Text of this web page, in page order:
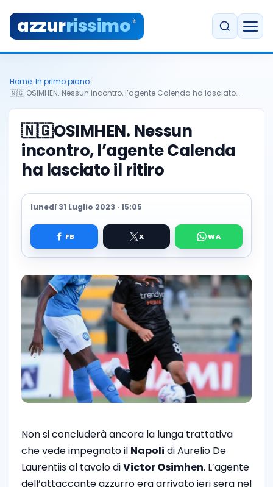
azzurrissimo.it
Home In primo piano
🇳🇬 OSIMHEN. Nessun incontro, l’agente Calenda ha lasciato…
🇳🇬OSIMHEN. Nessun
incontro, l’agente Calenda
ha lasciato il ritiro
lunedì 31 Luglio 2023 · 15:05
Non si concluderà ancora la lunga trattativa
che vede impegnato il Napoli di Aurelio De
Laurentiis al tavolo diVictor Osimhen. L’agente
dell’attaccante azzurro era arrivato ieri sera nel